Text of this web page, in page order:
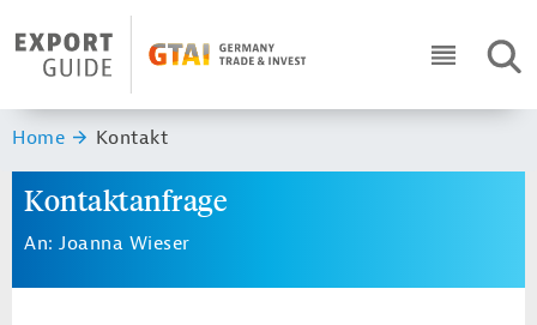
Header Logo
ICON
Sie sind hier:
Home Kontakt
Kontaktanfrage
An: Joanna Wieser